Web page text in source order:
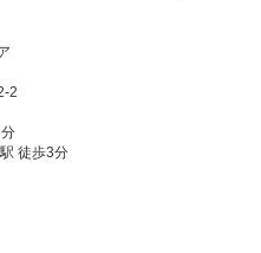
2
徒歩3分